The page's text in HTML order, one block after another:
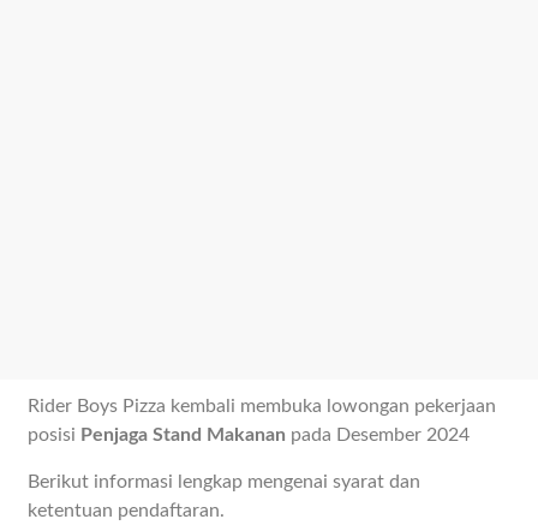
Rider Boys Pizza kembali membuka lowongan pekerjaan
posisi Penjaga Stand Makanan pada Desember 2024
Berikut informasi lengkap mengenai syarat dan
ketentuan pendaftaran.